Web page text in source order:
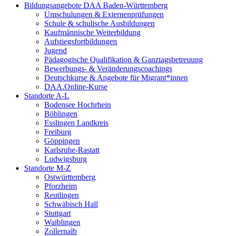
Bildungsangebote DAA Baden-Württemberg
Umschulungen & Externenprüfungen
Schule & schulische Ausbildungen
Kaufmännische Weiterbildung
Aufstiegsfortbildungen
Jugend
Pädagogische Qualifikation & Ganztagsbetreuung
Bewerbungs- & Veränderungscoachings
Deutschkurse & Angebote für Migrant*innen
DAA.Online-Kurse
Standorte A-L
Bodensee Hochrhein
Böblingen
Esslingen Landkreis
Freiburg
Göppingen
Karlsruhe-Rastatt
Ludwigsburg
Standorte M-Z
Ostwürttemberg
Pforzheim
Reutlingen
Schwäbisch Hall
Stuttgart
Waiblingen
Zollernalb